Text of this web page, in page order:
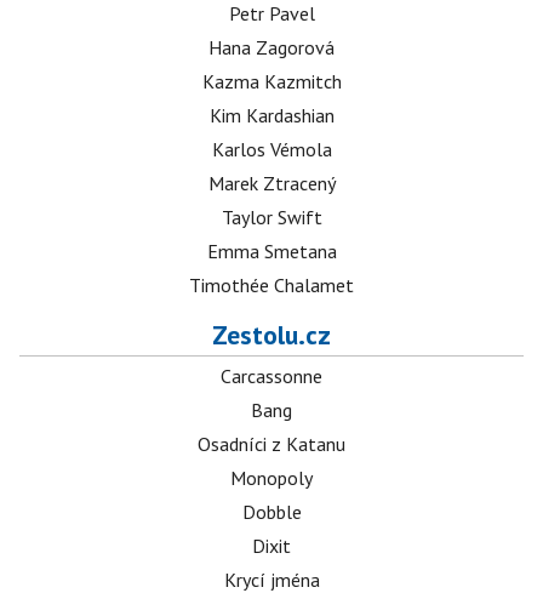
Petr Pavel
Hana Zagorová
Kazma Kazmitch
Kim Kardashian
Karlos Vémola
Marek Ztracený
Taylor Swift
Emma Smetana
Timothée Chalamet
Zestolu.cz
Carcassonne
Bang
Osadníci z Katanu
Monopoly
Dobble
Dixit
Krycí jména